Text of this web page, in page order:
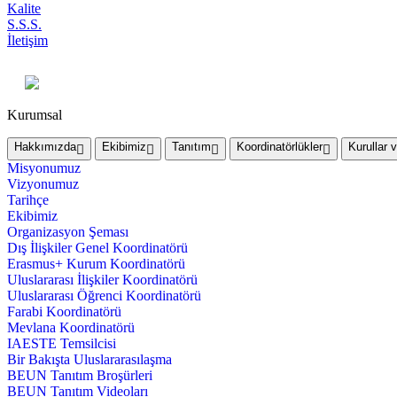
Kalite
S.S.S.
İletişim
Kurumsal
Hakkımızda Ekibimiz Tanıtım Koordinatörlükler Kurullar
Misyonumuz
Vizyonumuz
Tarihçe
Ekibimiz
Organizasyon Şeması
Dış İlişkiler Genel Koordinatörü
Erasmus+ Kurum Koordinatörü
Uluslararası İlişkiler Koordinatörü
Uluslararası Öğrenci Koordinatörü
Farabi Koordinatörü
Mevlana Koordinatörü
IAESTE Temsilcisi
Bir Bakışta Uluslararasılaşma
BEUN Tanıtım Broşürleri
BEUN Tanıtım Videoları